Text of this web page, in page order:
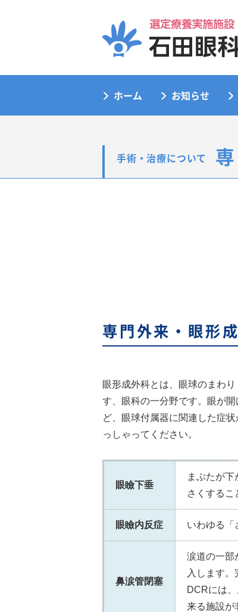
ホーム お知らせ
手術・治療について
専門外来・眼形
眼形成外科とは、眼球のまわ
す、眼科の一分野です。眼が
ど、眼球付属器に関連した症
っしゃってください。
眼瞼下垂
まぶたが
さくするこ
眼瞼内反症 いわゆる「
鼻涙管閉塞
涙道の一部
入します
DCRには
来る施設が